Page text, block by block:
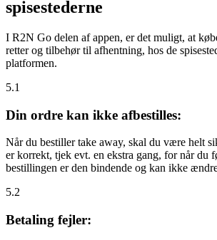
spisestederne
I R2N Go delen af appen, er det muligt, at
retter og tilbehør til afhentning, hos de
platformen.
5.1
Din ordre kan ikke afbestilles:
Når du bestiller take away, skal du være helt
er korrekt, tjek evt. en ekstra gang, for når du
bestillingen er den bindende og kan ikke
5.2
Betaling fejler: